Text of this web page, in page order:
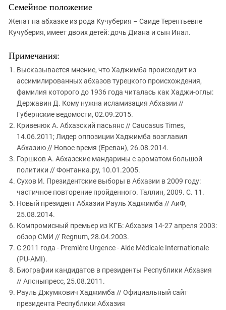
Семейное положение
Женат на абхазке из рода Кучуберия – Саиде Терентьевне
Кучуберия, имеет двоих детей: дочь Диана и сын Инал.
Примечания:
Высказывается мнение, что Хаджимба происходит из
ассимилированных абхазов турецкого происхождения,
фамилия которого до 1936 года читалась как Хаджи-оглы:
Державин Д. Кому нужна исламизация Абхазии //
Губернские ведомости, 02.09.2015.
Кривенюк А. Абхазский пасьянс // Caucasus Times,
14.06.2011; Лидер оппозиции Хаджимба возглавил
Абхазию // Новое время (Ереван), 26.08.2014.
Горшков А. Абхазские мандарины с ароматом большой
политики // Фонтанка.ру, 10.01.2005.
Cухов И. Президентские выборы в Абхазии в 2009 году:
частичное повторение пройденного. Таллин, 2009. С. 11.
Новый президент Абхазии Рауль Хаджимба // АиФ,
25.08.2014.
Компромисный премьер из КГБ: Абхазия 14-27 апреля 2003:
обзор СМИ // Regnum, 28.04.2003.
C 2011 года - Première Urgence - Aide Médicale Internationale
(PU-AMI).
Биографии кандидатов в президенты Республики Абхазия
// Апсныпресс, 25.08.2011.
Рауль Джумкович Хаджимба // Официальный сайт
президента Республики Абхазия